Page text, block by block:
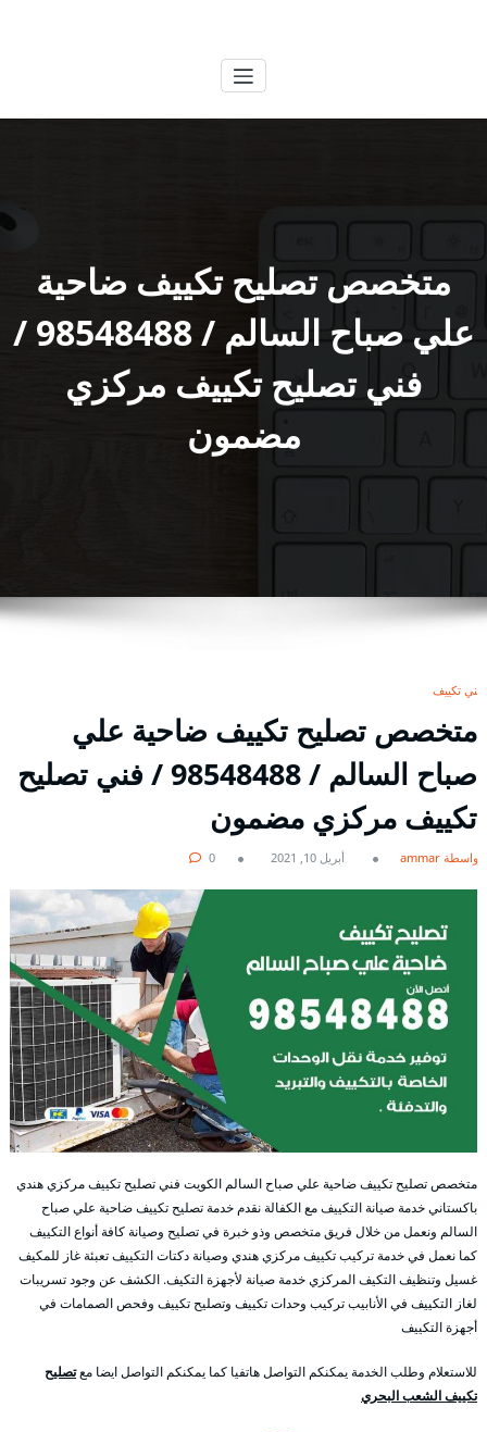
متخصص تصليح تكييف ضاحية
علي صباح السالم / 98548488 /
فني تصليح تكييف مركزي
مضمون
فني تكييف
متخصص تصليح تكييف ضاحية علي
صباح السالم / 98548488 / فني تصليح
تكييف مركزي مضمون
بواسطة ammar أبريل 10, 2021 0
متخصص تصليح تكييف ضاحية علي صباح السالم الكويت فني تصليح تكييف مركزي هندي
باكستاني خدمة صيانة التكييف مع الكفالة نقدم خدمة تصليح تكييف ضاحية علي صباح
السالم ونعمل من خلال فريق متخصص وذو خبرة في تصليح وصيانة كافة أنواع التكييف
كما نعمل في خدمة تركيب تكييف مركزي هندي وصيانة دكتات التكييف تعبئة غاز للمكيف
غسيل وتنظيف التكيف المركزي خدمة صيانة لأجهزة التكيف. الكشف عن وجود تسريبات
لغاز التكييف في الأنابيب تركيب وحدات تكييف وتصليح تكييف وفحص الصمامات في
أجهزة التكييف
للاستعلام وطلب الخدمة يمكنكم التواصل هاتفيا كما يمكنكم التواصل ايضا معتصليح
تكييف الشعب البحري